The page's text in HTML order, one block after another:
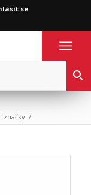
se
značky /